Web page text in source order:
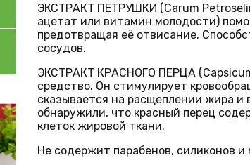
ЭКСТРАКТ ПЕТРУШКИ (Carum
ацетат или витамин молодости)
предотвращая её отвисание.
сосудов.
ЭКСТРАКТ КРАСНОГО ПЕРЦА (
средство. Он стимулирует
сказывается на расщеплении жира и
обнаружили, что красный перец
клеток жировой ткани.
Не содержит парабенов, силиконов и